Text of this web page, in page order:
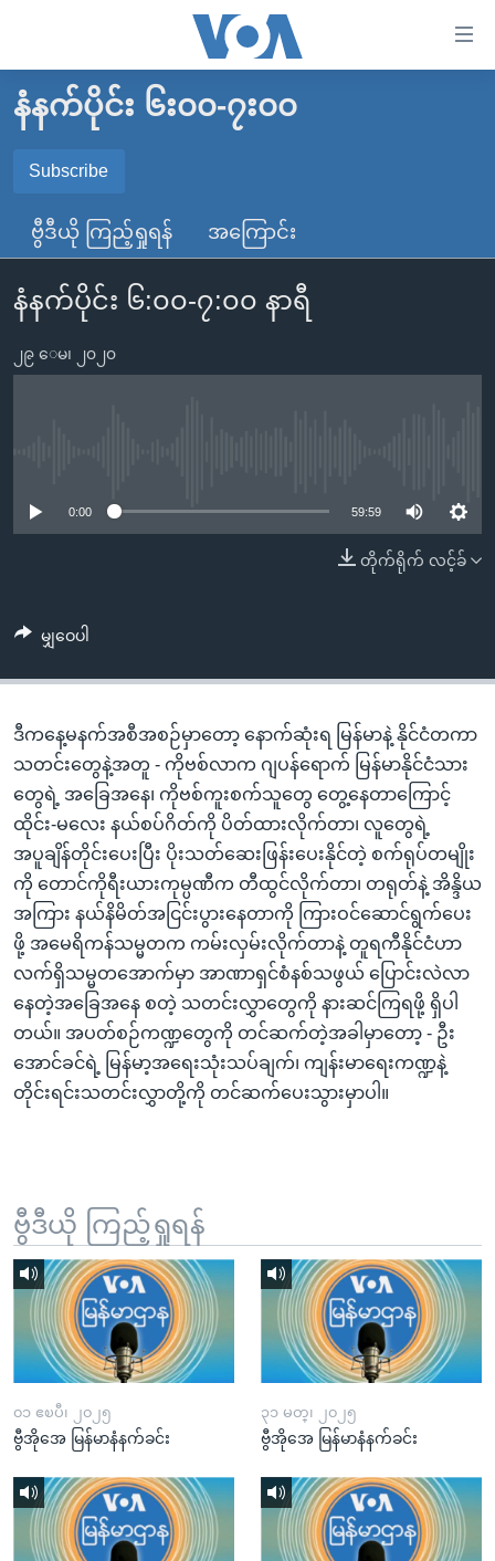
လွယ်ကူ
စေ
သည့်
Link
များ
ပင်မ
အကြောင်းအရာ
ညွန်း
ကျော်
ရန်
ရန်
နေရာ
သို့
ကျော်
ရန်
မူလစာမျက်နှာ
နိုင်ငံတကာ
တရုတ်
အစ္စရေး-ပါလက်စတိုင်း
ဗွီဒီယို
ရပ်ဝန်းတခု လမ်းတခု အလွန်
အင်္ဂလိပ်စာလေ့လာမယ်
သုတပဒေသာ အင်္ဂလိပ်စာ
Learning English
နံနက်ပိုင်း ၆း၀၀-၇း၀၀
Subscribe
Spotify
ရယူရန်
ဗွီဒီယို ကြည့်ရှုရန် အကြောင်း
နံနက်ပိုင်း ၆:၀၀-၇:၀၀ နာရီ
၂၉ ေမ၊ ၂၀၂၀
0:00 59:59
တိုက်ရိုက် လင့်ခ်
မျှဝေပါ
ဒီကနေ့မနက်အစီအစဉ်မှာတော့ နောက်ဆုံးရ မြန်မာနဲ့ နိုင်ငံတကာ
သတင်းတွေနဲ့အတူ - ကိုဗစ်လာက ဂျပန်ရောက် မြန်မာနိုင်ငံသား
တွေရဲ့ အခြေအနေ၊ ကိုဗစ်ကူးစက်သူတွေ တွေ့နေတာကြောင့်
ထိုင်း-မလေး နယ်စပ်ဂိတ်ကို ပိတ်ထားလိုက်တာ၊ လူတွေရဲ့
အပူချိန်တိုင်းပေးပြီး ပိုးသတ်ဆေးဖြန်းပေးနိုင်တဲ့ စက်ရုပ်တမျိုး
ကို တောင်ကိုရီးယားကုမ္ပဏီက တီထွင်လိုက်တာ၊ တရုတ်နဲ့ အိန္ဒိယ
အကြား နယ်နိမိတ်အငြင်းပွားနေတာကို ကြားဝင်ဆောင်ရွက်ပေး
ဖို့ အမေရိကန်သမ္မတက ကမ်းလှမ်းလိုက်တာနဲ့ တူရကီနိုင်ငံဟာ
လက်ရှိသမ္မတအောက်မှာ အာဏာရှင်စံနစ်သဖွယ် ပြောင်းလဲလာ
နေတဲ့အခြေအနေ စတဲ့ သတင်းလွှာတွေကို နားဆင်ကြရဖို့ ရှိပါ
တယ်။ အပတ်စဉ်ကဏ္ဍတွေကို တင်ဆက်တဲ့အခါမှာတော့ - ဦး
အောင်ခင်ရဲ့ မြန်မာ့အရေးသုံးသပ်ချက်၊ ကျန်းမာရေးကဏ္ဍနဲ့
တိုင်းရင်းသတင်းလွှာတို့ကို တင်ဆက်ပေးသွားမှာပါ။
ဗွီဒီယို ကြည့်ရှုရန်
၀၁ ဧၿပီ၊ ၂၀၂၅
ဗွီအိုအေ မြန်မာနံနက်ခင်း
၃၁ မတ္၊ ၂၀၂၅
ဗွီအိုအေ မြန်မာနံနက်ခင်း